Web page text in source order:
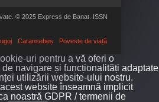
© 2025 Express de Banat. ISSN
Caransebeș Poveste de viață
uri pentru a vă oferi o
navigare și funcționalități adaptate
utilizării website-ului nostru.
website înseamnă implicit
noastră GDPR / termenii de